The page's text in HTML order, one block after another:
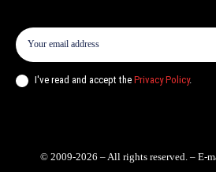
I've read and accept the Privacy Policy.
© 2009-2026 – All rights reserved. – E-